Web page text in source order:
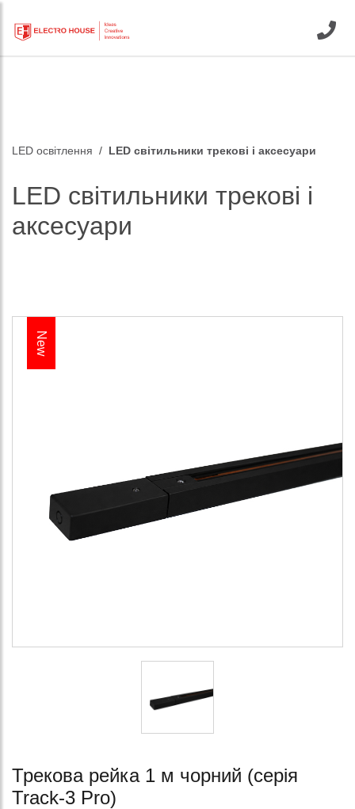
LED освітлення LED світильники трекові і аксесуари
LED світильники трекові і
аксесуари
New
Трекова рейка 1 м чорний (серія
Track-3 Pro)